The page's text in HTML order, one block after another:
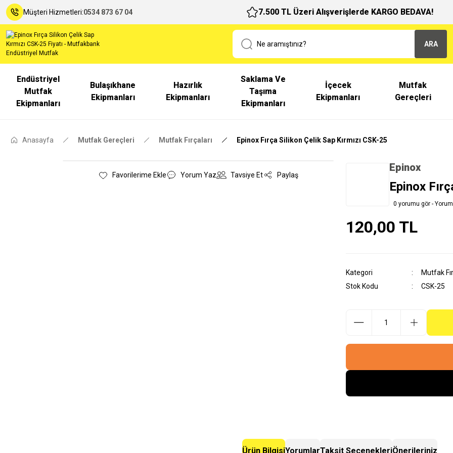
Müşteri Hizmetleri:0534 873 67 04 7.500 TL Üzeri Alışverişlerde KARGO BEDAVA!
ARA
Endüstriyel
Mutfak
Ekipmanları
Bulaşıkhane
Ekipmanları
Hazırlık
Ekipmanları
Saklama Ve
Taşıma
Ekipmanları
İçecek
Ekipmanları
Mutfak
Gereçleri
Anasayfa Mutfak Gereçleri Mutfak Fırçaları Epinox Fırça Silikon Çelik Sap Kırmızı CSK-25
Yorum Yaz Tavsiye Et Paylaş
Epinox
Epinox
0 yorumu gör -
120,00 TL
Kategori
Mutfak
Stok Kodu
CSK-25
Ürün BilgisiYorumlarTaksit SeçenekleriÖnerileriniz